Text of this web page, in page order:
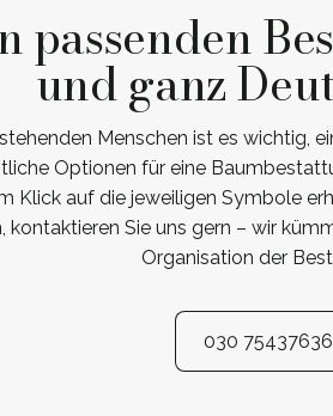
passenden
und ganz
Menschen ist es wichtig,
Optionen für eine
Klick auf die jeweiligen Symbole
Sie uns gern – wir
Organisation der
030 75437636